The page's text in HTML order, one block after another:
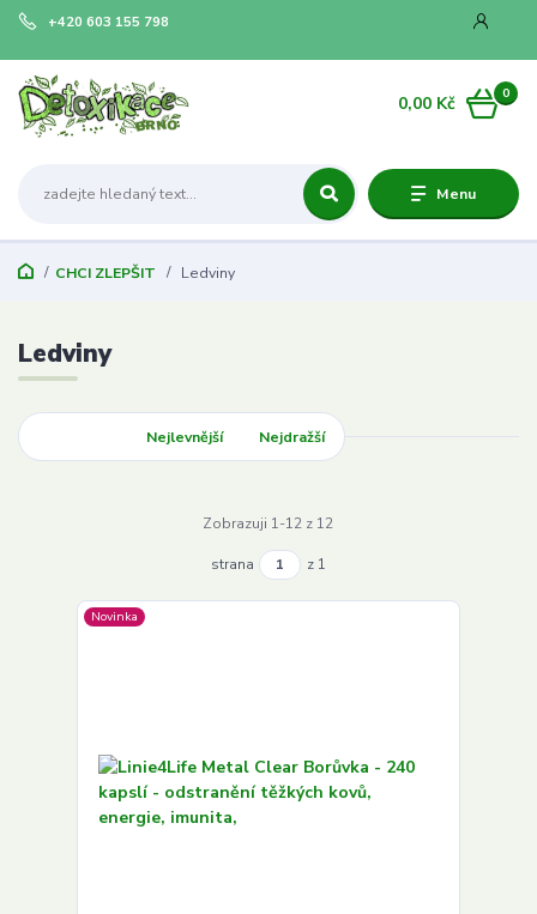
Menu
+420 603 155 798
0
0,00 Kč
CHCI ZLEPŠIT Ledviny
Ledviny
Nejlevnější Nejdražší
Zobrazuji 1-12 z 12
strana z 1
Novinka